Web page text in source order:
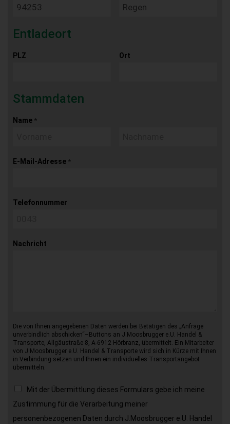
Entladeort
PLZ Ort
Stammdaten
Name *
E-Mail-Adresse *
Telefonnummer
Nachricht
Die von Ihnen angegebenen Daten werden bei Betätigen des „Anfrage
unverbindlich abschicken“–Buttons an J.Moosbrugger e.U. Handel &
Transporte, Allgäustraße 8, A-6912 Hörbranz, übermittelt. Ein Mitarbeiter
von J.Moosbrugger e.U. Handel & Transporte wird sich in Kürze mit Ihnen
in Verbindung setzen und Ihnen ein individuelles Transportangebot
übermitteln.
Mit der Übermittlung dieses Formulars gebe ich meine
Zustimmung für die Verarbeitung meiner
personenbezogenen Daten durch J.Moosbrugger e.U. Handel